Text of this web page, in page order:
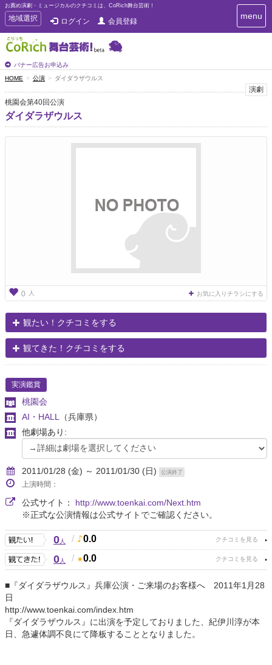
お薦め演劇・ミュージカルのクチコミは、CoRich舞台芸術！
T
o
g
g
e
n
a
v
i
g
地域選択 ログイン 会員登録
バナー広告お申込み
T
o
i
g
menu
HOME 公演 ダイダラザウルス
演劇
桃園会第40回公演
ダイダラザウルス
0 人 お気に入りチラシにする
観たい！クチコミをする
観てきた！クチコミをする
実演鑑賞
桃園会
AI・HALL
（兵庫県）
他劇場あり:
2011/01/28 (金) ～ 2011/01/30 (日) 公演終了
上演時間：
公式サイト： http://www.toenkai.com/Next.htm
※正式な公演情報は公式サイトでご確認ください。
0人 / 0.0
0人 / 0.0
■『ダイダラザウルス』兵庫公演・ご来場のお客様へ 2011年1月28
日
http://www.toenkai.com/index.htm
『ダイダラザウルス』に出演を予定しておりました、紀伊川淳が本
日、急遽体調不良にて降板することとなりました。